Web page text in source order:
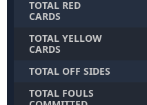
TOTAL YELLOW
CARDS
TOTAL OFF SIDES
TOTAL FOULS
COMMITTED